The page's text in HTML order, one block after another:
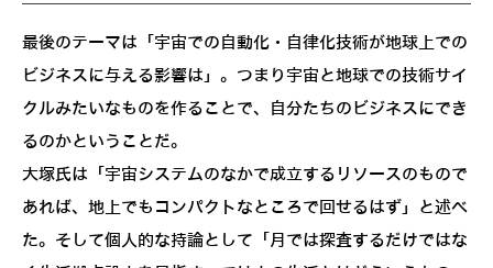
最後のテーマは「宇宙での自動化・自律化技術が地球上での
ビジネスに与える影響は」。つまり宇宙と地球での技術サイ
クルみたいなものを作ることで、自分たちのビジネスにでき
るのかということだ。
大塚氏は「宇宙システムのなかで成立するリソースのもので
あれば、地上でもコンパクトなところで回せるはず」と述べ
た。そして個人的な持論として「月では探査するだけではな